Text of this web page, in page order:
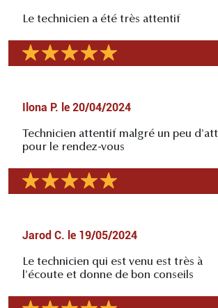
Le technicien a été très attentif
Ilona P. le 20/04/2024
Technicien attentif malgré un peu
pour le rendez-vous
Jarod C. le 19/05/2024
Le technicien qui est venu est très à
l'écoute et donne de bon conseils